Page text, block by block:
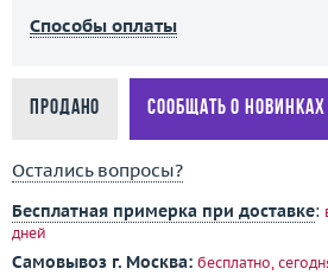
Способы оплаты
Продано Сообщать о новинках
Остались вопросы?
Бесплатная примерка при доставке:
дней
Самовывоз г. Москва: бесплатно,